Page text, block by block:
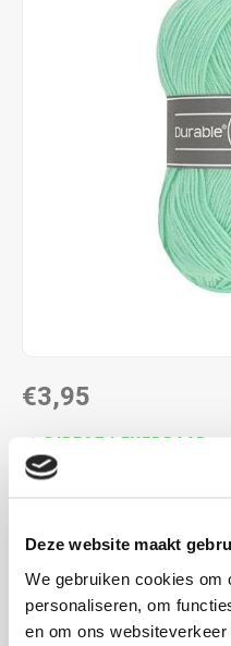
Deze website maakt
We gebruiken cookies om
personaliseren, om
en om ons
€3,95
DIRECT LEVERBAAR
DELEN: